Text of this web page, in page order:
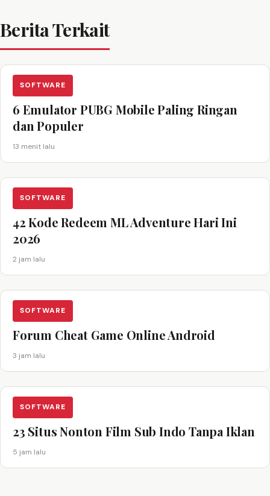
Berita Terkait
SOFTWARE
6 Emulator PUBG Mobile Paling Ringan
dan Populer
13 menit lalu
SOFTWARE
42 Kode Redeem ML Adventure Hari Ini
2026
2 jam lalu
SOFTWARE
Forum Cheat Game Online Android
3 jam lalu
SOFTWARE
23 Situs Nonton Film Sub Indo Tanpa Iklan
5 jam lalu